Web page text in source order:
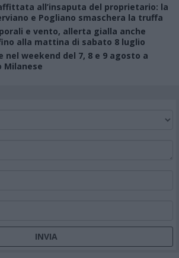
all’insaputa del proprietario: la
e Pogliano smaschera la truffa
e vento, allerta gialla anche
alla mattina di sabato 8 luglio
nel weekend del 7, 8 e 9 agosto a
Milanese